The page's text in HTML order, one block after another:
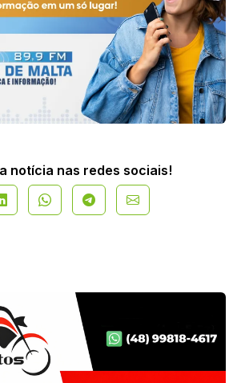
notícia nas redes sociais!